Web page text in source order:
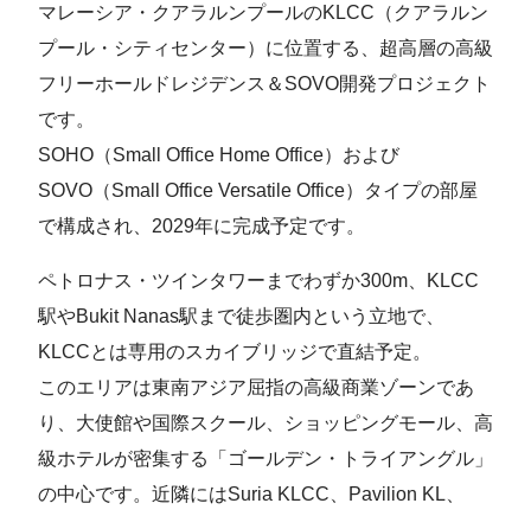
マレーシア・クアラルンプールのKLCC（クアラルン
プール・シティセンター）に位置する、超高層の高級
フリーホールドレジデンス＆SOVO開発プロジェクト
です。
SOHO（Small Office Home Office）および
SOVO（Small Office Versatile Office）タイプの部屋
で構成され、2029年に完成予定です。
ペトロナス・ツインタワーまでわずか300m、KLCC
駅やBukit Nanas駅まで徒歩圏内という立地で、
KLCCとは専用のスカイブリッジで直結予定。
このエリアは東南アジア屈指の高級商業ゾーンであ
り、大使館や国際スクール、ショッピングモール、高
級ホテルが密集する「ゴールデン・トライアングル」
の中心です。近隣にはSuria KLCC、Pavilion KL、